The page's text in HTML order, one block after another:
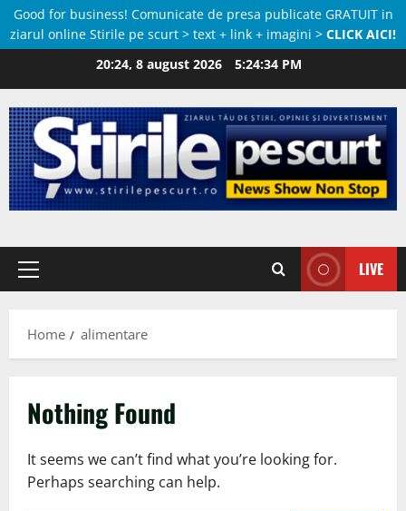
Good for business! Comunicate de presa publicate GRATUIT in
ziarul online Stirile pe scurt > text + link + imagini > CLICK AICI!
content
20:24, 8 august 2026 5:24:34 PM
Primary
LIVE
Home alimentare
Nothing Found
It seems we can’t find what you’re looking for.
Perhaps searching can help.